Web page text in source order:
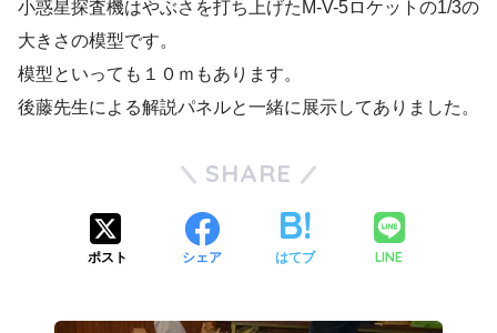
小惑星探査機はやぶさを打ち上げたM-V-5ロケットの1/3の
大きさの模型です。
模型といっても１０ｍもあります。
後藤先生による解説パネルと一緒に展示してありました。
SHARE
ポスト シェア はてブ LINE